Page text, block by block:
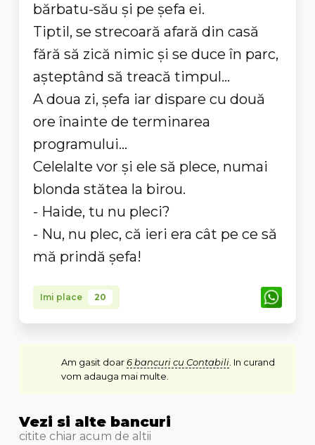
bărbatu-său şi pe şefa ei.
Tiptil, se strecoară afară din casă
fără să zică nimic şi se duce în parc,
aşteptând să treacă timpul...
A doua zi, şefa iar dispare cu două
ore înainte de terminarea
programului...
Celelalte vor şi ele să plece, numai
blonda stătea la birou.
- Haide, tu nu pleci?
- Nu, nu plec, că ieri era cât pe ce să
mă prindă şefa!
Imi place 20
Am gasit doar6 bancuri cu Contabili. In curand
vom adauga mai multe.
Vezi si alte bancuri
citite chiar acum de altii